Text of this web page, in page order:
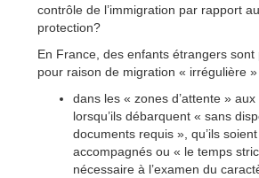
contrôle de l’immigration par rapport
protection?
En France, des enfants étrangers sont
pour raison de migration « irrégulière »
dans les « zones d’attente »
lorsqu’ils débarquent « sans
documents requis », qu’ils
accompagnés ou « le temps
nécessaire à l’examen du